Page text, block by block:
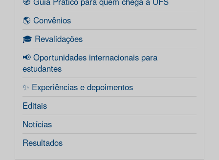
🌎 Convênios
🎓 Revalidações
📢 Oportunidades internacionais para
estudantes
✨ Experiências e depoimentos
Editais
Notícias
Resultados